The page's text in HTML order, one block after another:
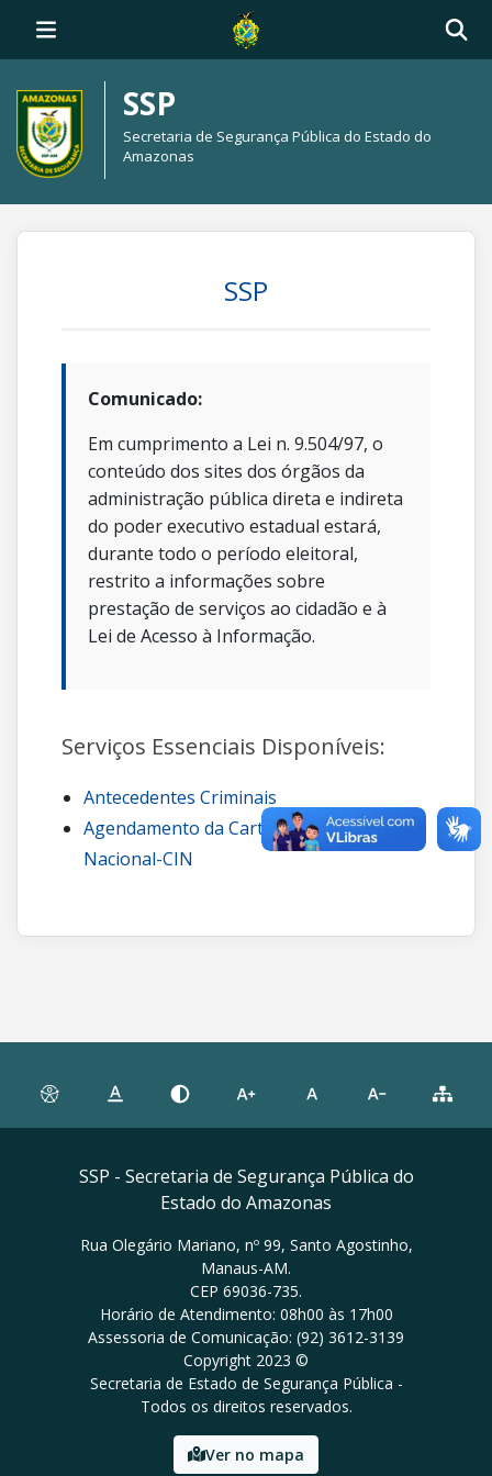
SSP
Secretaria de Segurança Pública do Estado do
Amazonas
SSP
Comunicado:
Em cumprimento a Lei n. 9.504/97, o
conteúdo dos sites dos órgãos da
administração pública direta e indireta
do poder executivo estadual estará,
durante todo o período eleitoral,
restrito a informações sobre
prestação de serviços ao cidadão e à
Lei de Acesso à Informação.
Serviços Essenciais Disponíveis:
Antecedentes Criminais
Agendamento da Carteira de Identidade
Nacional-CIN
SSP - Secretaria de Segurança Pública do
Estado do Amazonas
Rua Olegário Mariano, nº 99, Santo Agostinho,
Manaus-AM.
CEP 69036-735.
Horário de Atendimento: 08h00 às 17h00
Assessoria de Comunicação: (92) 3612-3139
Copyright 2023 ©
Secretaria de Estado de Segurança Pública -
Todos os direitos reservados.
Ver no mapa